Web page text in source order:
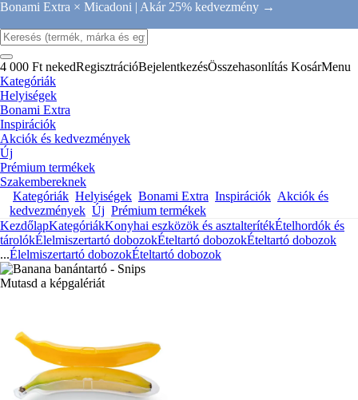
Bonami Extra × Micadoni | Akár 25% kedvezmény →
4 000 Ft nekedRegisztrációBejelentkezésÖsszehasonlítás KosárMenu
Kategóriák
Helyiségek
Bonami Extra
Inspirációk
Akciók és kedvezmények
Új
Prémium termékek
Szakembereknek
Kategóriák Helyiségek Bonami Extra Inspirációk Akciók és
kedvezmények Új Prémium termékek
KezdőlapKategóriákKonyhai eszközök és asztalterítékÉtelhordók és
tárolókÉlelmiszertartó dobozokÉteltartó dobozokÉteltartó dobozok
...Élelmiszertartó dobozokÉteltartó dobozok
Mutasd a képgalériát